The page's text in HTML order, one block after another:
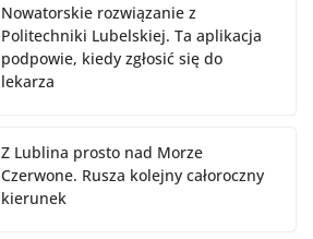
Nowatorskie rozwiązanie z
Politechniki Lubelskiej. Ta aplikacja
podpowie, kiedy zgłosić się do
lekarza
Z Lublina prosto nad Morze
Czerwone. Rusza kolejny całoroczny
kierunek